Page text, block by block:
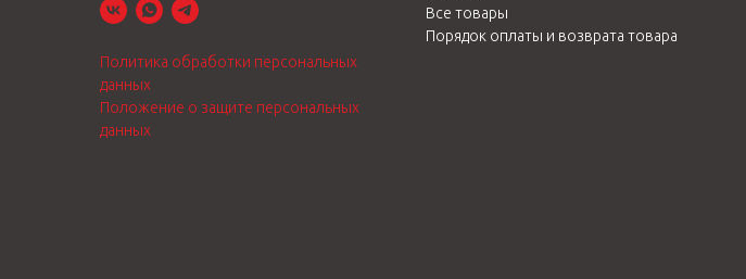
Политика обработки персональных
данных
Положение о защите персональных
данных
Все товары
Порядок оплаты и возврата товара